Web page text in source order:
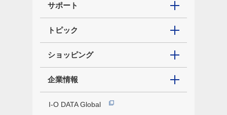
サポート
トピック
ショッピング
企業情報
I-O DATA Global